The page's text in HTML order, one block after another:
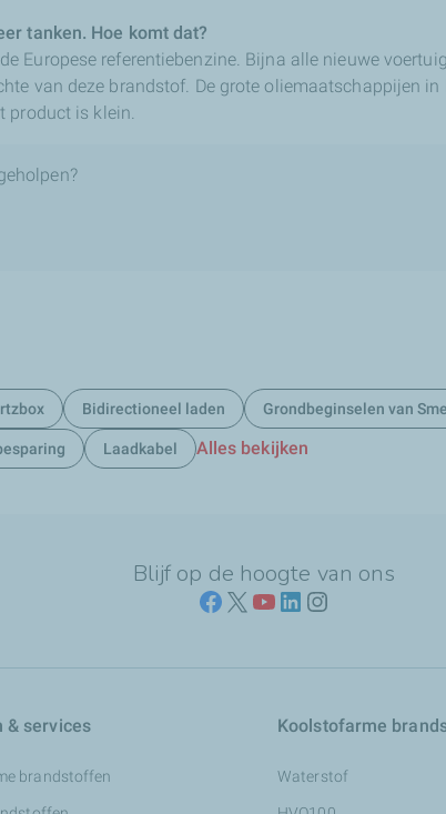
tanken. Hoe komt dat?
Europese referentiebenzine. Bijna alle nieuwe
van deze brandstof. De grote oliemaatschappijen in
product is klein.
Bidirectioneel laden Grondbeginselen van
Laadkabel Alles bekijken
Blijf op de hoogte van ons
& services
brandstoffen
Koolstofarme
Waterstof